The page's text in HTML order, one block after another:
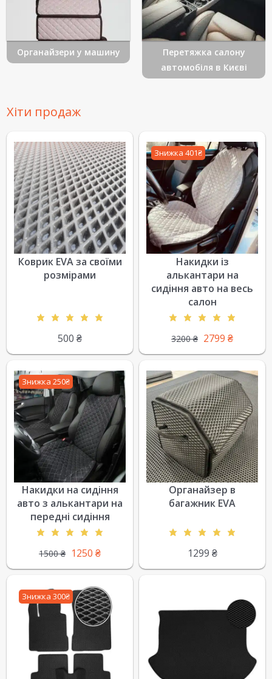
Органайзери у машину
Перетяжка салону
автомобіля в Києві
Хіти продаж
Коврик EVA за своїми
розмірами
500 ₴
Знижка 401₴
Накидки із
алькантари на
сидіння авто на весь
салон
3200₴ 2799 ₴
Знижка 250₴
Накидки на сидіння
авто з алькантари на
передні сидіння
1500₴ 1250 ₴
Органайзер в
багажник EVA
1299 ₴
Знижка 300₴